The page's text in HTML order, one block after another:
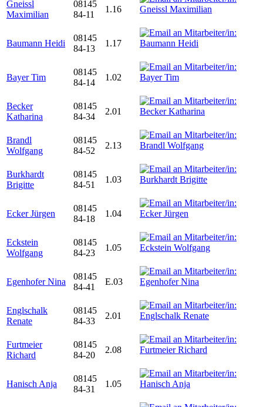
Gneissl
Maximilian
08145
84-11
1.16
Baumann Heidi
08145
84-13
1.17
Bayer Tim
08145
84-14
1.02
Becker
Katharina
08145
84-34
2.01
Brandl
Wolfgang
08145
84-52
2.13
Burkhardt
Brigitte
08145
84-51
1.03
Ecker Jürgen
08145
84-18
1.04
Eckstein
Wolfgang
08145
84-23
1.05
Egenhofer Nina
08145
84-41
E.03
Englschalk
Renate
08145
84-33
2.01
Furtmeier
Richard
08145
84-20
2.08
Hanisch Anja
08145
84-31
1.05